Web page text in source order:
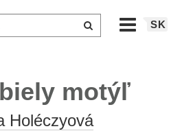
SK
motýľ
Holéczyová